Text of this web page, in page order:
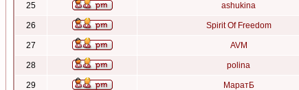
25 ashukina
26 Spirit Of Freedom
27 AVM
28 polina
29 МаратБ